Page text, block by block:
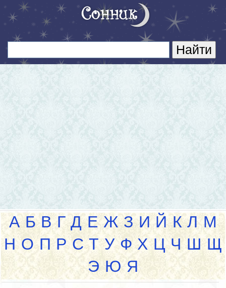
А Б В Г Д Е Ж З И Й К Л М
Н О П Р С Т У Ф Х Ц Ч Ш Щ
Э Ю Я